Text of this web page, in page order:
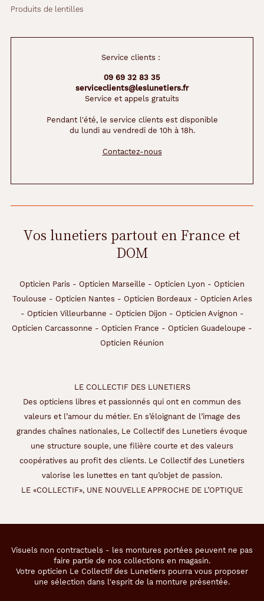
Produits de lentilles
Service clients :
09 69 32 83 35
serviceclients@leslunetiers.fr
Service et appels gratuits
Pendant l'été, le service clients est disponible
du lundi au vendredi de 10h à 18h.
Contactez-nous
Vos lunetiers partout en France et
DOM
Opticien Paris - Opticien Marseille - Opticien Lyon - Opticien
Toulouse - Opticien Nantes - Opticien Bordeaux- Opticien Arles
- Opticien Villeurbanne - Opticien Dijon - Opticien Avignon -
Opticien Carcassonne - Opticien France - Opticien Guadeloupe -
Opticien Réunion
LE COLLECTIF DES LUNETIERS
Des opticiens libres et passionnés qui ont en commun des
valeurs et l’amour du métier. En s’éloignant de l’image des
grandes chaînes nationales, Le Collectif des Lunetiers évoque
une structure souple, une filière courte et des valeurs
coopératives au profit des clients. Le Collectif des Lunetiers
valorise les lunettes en tant qu’objet de passion.
LE «COLLECTIF», UNE NOUVELLE APPROCHE DE L’OPTIQUE
Visuels non contractuels - les montures portées peuvent ne pas
faire partie de nos collections en magasin.
Votre opticien Le Collectif des Lunetiers pourra vous proposer
une sélection dans l'esprit de la monture présentée.